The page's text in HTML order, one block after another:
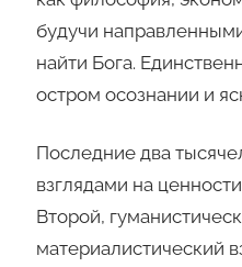
будучи
найти Бога.
остром осознании и
Последние два
взглядами на
Второй,
материалистический